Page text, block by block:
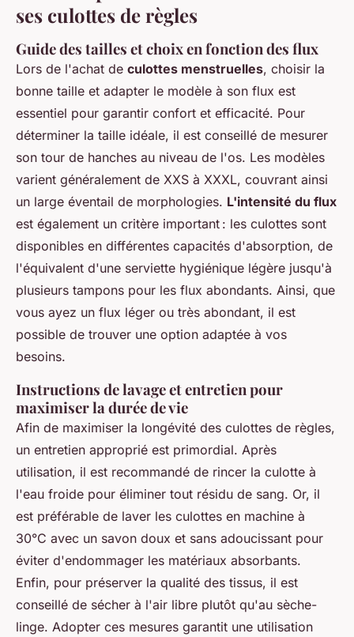
ses culottes de règles
Guide des tailles et choix en fonction des flux
Lors de l'achat de culottes menstruelles, choisir la
bonne taille et adapter le modèle à son flux est
essentiel pour garantir confort et efficacité. Pour
déterminer la taille idéale, il est conseillé de mesurer
son tour de hanches au niveau de l'os. Les modèles
varient généralement de XXS à XXXL, couvrant ainsi
un large éventail de morphologies. L'intensité du flux
est également un critère important : les culottes sont
disponibles en différentes capacités d'absorption, de
l'équivalent d'une serviette hygiénique légère jusqu'à
plusieurs tampons pour les flux abondants. Ainsi, que
vous ayez un flux léger ou très abondant, il est
possible de trouver une option adaptée à vos
besoins.
Instructions de lavage et entretien pour
maximiser la durée de vie
Afin de maximiser la longévité des culottes de règles,
un entretien approprié est primordial. Après
utilisation, il est recommandé de rincer la culotte à
l'eau froide pour éliminer tout résidu de sang. Or, il
est préférable de laver les culottes en machine à
30°C avec un savon doux et sans adoucissant pour
éviter d'endommager les matériaux absorbants.
Enfin, pour préserver la qualité des tissus, il est
conseillé de sécher à l'air libre plutôt qu'au sèche-
linge. Adopter ces mesures garantit une utilisation